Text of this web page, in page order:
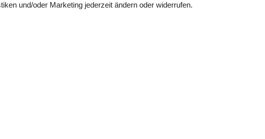
und/oder Marketing jederzeit ändern oder widerrufen.